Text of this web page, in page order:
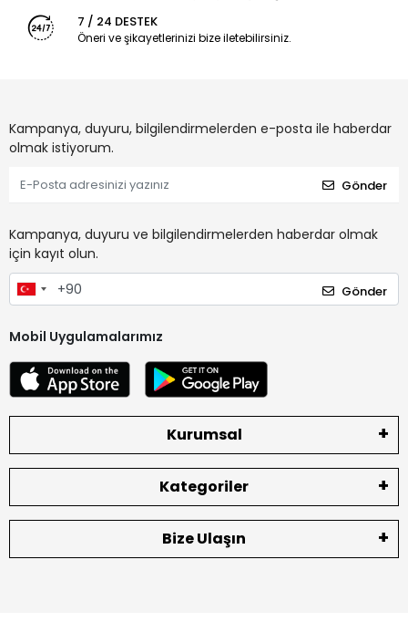
7 / 24 DESTEK
Öneri ve şikayetlerinizi bize iletebilirsiniz.
Kampanya, duyuru, bilgilendirmelerden e-posta ile haberdar
olmak istiyorum.
Gönder
Kampanya, duyuru ve bilgilendirmelerden haberdar olmak
için kayıt olun.
Gönder
Mobil Uygulamalarımız
Kurumsal
Kategoriler
Bize Ulaşın